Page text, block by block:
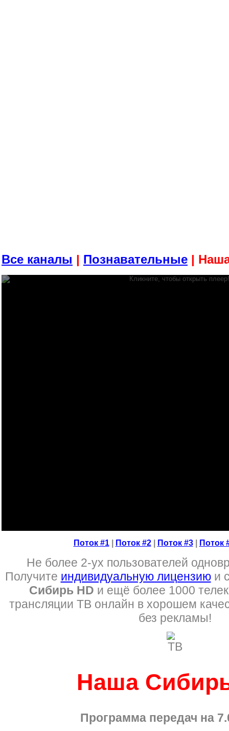
Все каналы | Познавательные |
Поток #1| Поток #2| Поток #3| Поток
Не более 2-ух пользователей
Получите индивидуальную лицензиюи
Сибирь HD и ещё более 1000
трансляции ТВ онлайн в хорошем
без рекламы!
Наша
Программа передач на